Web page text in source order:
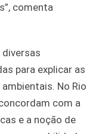
comenta
para explicar as
No Rio
com a
e a noção de